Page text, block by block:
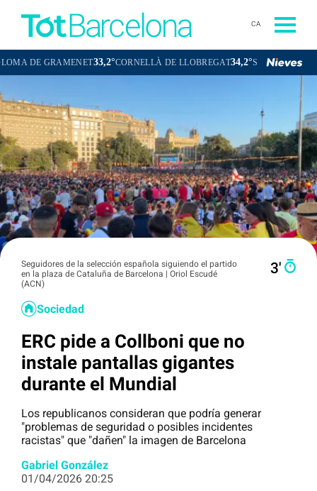
CA
GRAMENET33,2°CORNELLÀ DE LLOBREGAT34,2°SANT BOI DE
Seguidores de la selección española siguiendo el partido
en la plaza de Cataluña de Barcelona | Oriol Escudé
(ACN)
3′
Sociedad
ERC pide a Collboni que no
instale pantallas gigantes
durante el Mundial
Los republicanos consideran que podría generar
"problemas de seguridad o posibles incidentes
racistas" que "dañen" la imagen de Barcelona
Gabriel González
01/04/2026 20:25